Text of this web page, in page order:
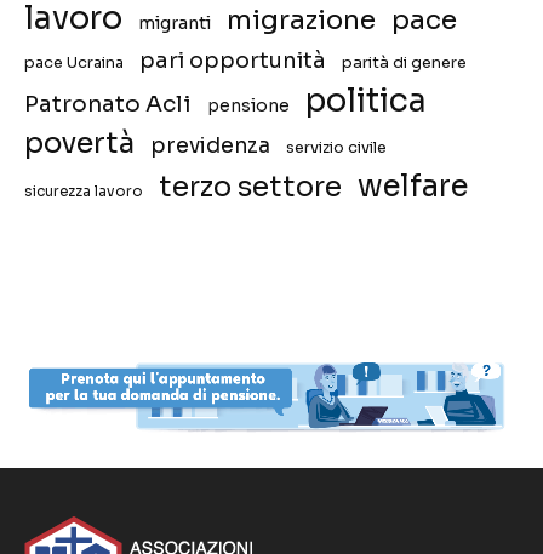
lavoro migranti migrazione pace
pace Ucraina pari opportunità parità di genere
Patronato Acli pensione politica
povertà previdenza servizio civile
sicurezza lavoro terzo settore welfare